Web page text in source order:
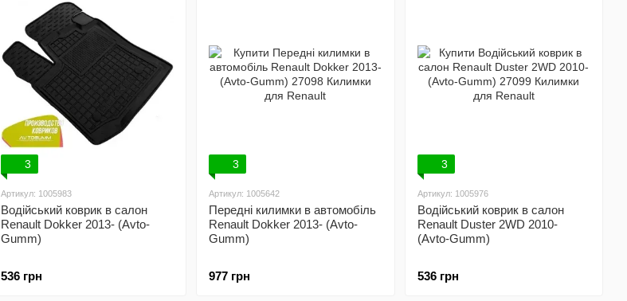
3
Артикул: 1005983
Водійський коврик в салон
Renault Dokker 2013- (Avto-
Gumm)
536 грн
3
Артикул: 1005642
Передні килимки в автомобіль
Renault Dokker 2013- (Avto-
Gumm)
977 грн
3
Артикул: 1005976
Водійський коврик в салон
Renault Duster 2WD 2010-
(Avto-Gumm)
536 грн